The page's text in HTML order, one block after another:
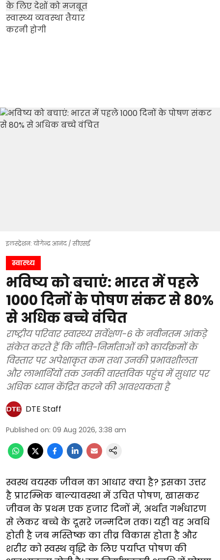
इलस्ट्रेशन: योगेन्द्र आनंद / सीएसई
स्वास्थ्य
भविष्य को बचाएं: भारत में पहले
1000 दिनों के पोषण संकट से 80%
से अधिक बच्चे वंचित
राष्ट्रीय परिवार स्वास्थ्य सर्वेक्षण-6 के नवीनतम आंकड़े
संकेत करते हैं कि नीति-निर्माताओं को कार्यक्रमों के
विस्तार पर अपेक्षाकृत कम तथा उनकी प्रभावशीलता
और लाभार्थियों तक उनकी वास्तविक पहुंच में सुधार पर
अधिक ध्यान केंद्रित करने की आवश्यकता है
DTE Staff
Published on: 09 Aug 2026, 3:38 am
स्वस्थ वयस्क जीवन का आधार क्या है? इसका उत्तर
है प्रारम्भिक बाल्यावस्था में उचित पोषण, खासकर
जीवन के प्रथम एक हजार दिनों में, अर्थात गर्भधारण
से लेकर बच्चे के दूसरे जन्मदिन तक। यही वह अवधि
होती है जब मस्तिष्क का तीव्र विकास होता है और
शरीर को स्वस्थ वृद्धि के लिए पर्याप्त पोषण की